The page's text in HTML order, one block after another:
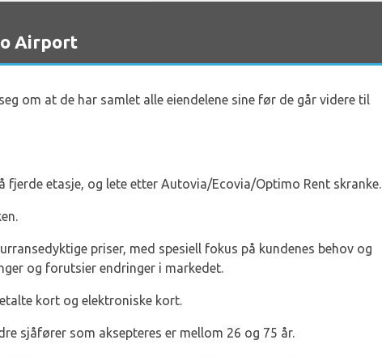
Airport
om at de har samlet alle eiendelene sine før de går videre til
etasje, og lete etter Autovia/Ecovia/Optimo Rent skranke.
priser, med spesiell fokus på kundenes behov og
og forutsier endringer i markedet.
kort og elektroniske kort.
sjåfører som aksepteres er mellom 26 og 75 år.